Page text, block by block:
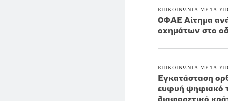
ΕΠΙΚΟΙΝΩΝΙΑ ΜΕ ΤΑ
ΟΦΑΕ Αίτημα
οχημάτων στο
ΕΠΙΚΟΙΝΩΝΙΑ ΜΕ ΤΑ
Εγκατάσταση
ευφυή ψηφιακό
διαφορετικό